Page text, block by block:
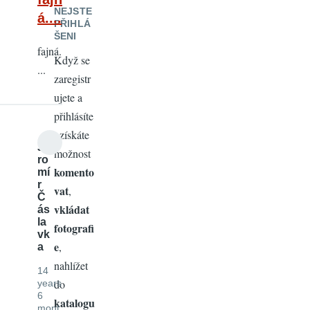
á....
fajná.
...
Ja
ro
mí
r
Č
ás
la
vk
a
14
years
6
mont
NEJSTE
PŘIHLÁ
ŠENI
Když se
zaregistr
ujete a
přihlásíte
, získáte
možnost
komento
vat,
vkládat
fotografi
e,
nahlížet
do
katalogu